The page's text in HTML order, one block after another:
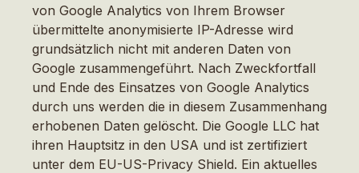
von Google Analytics von Ihrem Browser
übermittelte anonymisierte IP-Adresse wird
grundsätzlich nicht mit anderen Daten von
Google zusammengeführt. Nach Zweckfortfall
und Ende des Einsatzes von Google Analytics
durch uns werden die in diesem Zusammenhang
erhobenen Daten gelöscht. Die Google LLC hat
ihren Hauptsitz in den USA und ist zertifiziert
unter dem EU-US-Privacy Shield. Ein aktuelles